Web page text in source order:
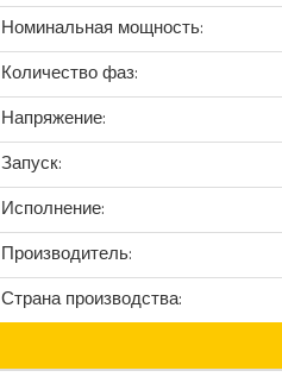
Номинальная мощность:
Количество фаз:
Напряжение:
Запуск:
Исполнение:
Производитель:
Страна производства: